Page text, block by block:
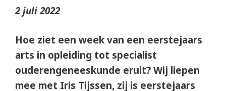
2 juli 2022
Hoe ziet een week van een eerstejaars
arts in opleiding tot specialist
ouderengeneeskunde eruit? Wij liepen
mee met Iris Tijssen, zij is eerstejaars